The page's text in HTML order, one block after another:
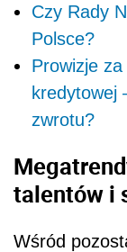
Czy Rady
Polsce?
Prowizje
kredytowej
zwrotu?
talentów i
Wśród